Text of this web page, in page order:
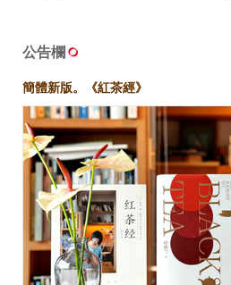
公告欄
簡體新版。《紅茶經》